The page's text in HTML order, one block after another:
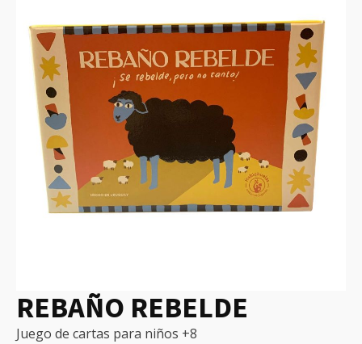
REBAÑO REBELDE
Juego de cartas para niños +8